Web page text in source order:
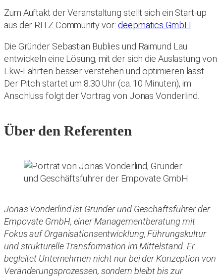
Zum Auftakt der Veranstaltung stellt sich ein Start-up
aus der RITZ Community vor:deepmatics GmbH
Die Gründer Sebastian Bublies und Raimund Lau
entwickeln eine Lösung, mit der sich die Auslastung von
Lkw-Fahrten besser verstehen und optimieren lässt.
Der Pitch startet um 8.30 Uhr (ca. 10 Minuten), im
Anschluss folgt der Vortrag von Jonas Vonderlind.
Über den Referenten
Jonas Vonderlind ist Gründer und Geschäftsführer der
Empovate GmbH, einer Managementberatung mit
Fokus auf Organisationsentwicklung, Führungskultur
und strukturelle Transformation im Mittelstand. Er
begleitet Unternehmen nicht nur bei der Konzeption von
Veränderungsprozessen, sondern bleibt bis zur